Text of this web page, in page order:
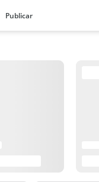
Publicar